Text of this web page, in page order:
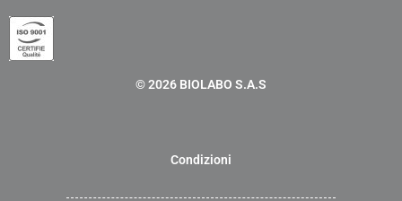
© 2026 BIOLABO S.A.S
Condizioni